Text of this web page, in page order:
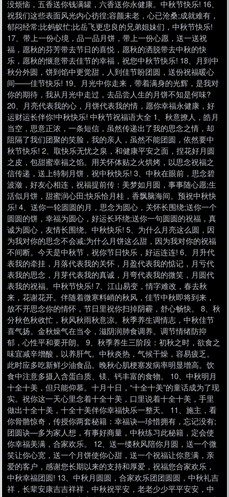
没烦恼，五香送你钱满罐，六香送你永健康。中秋节快乐! 16、
祝我们这些表面风光内心彷徨;容颜未老，心已沧桑;成就难有，
郁闷经常;比蚂蚁忙;比岳飞更忠良的兄弟姐妹们，中秋节快乐!
17、带上一份心境，品一品月饼，带上一份心愿，送一送祝
福，愿秋的芬芳带去节日的喜悦，愿秋的洒脱带去中秋的快
乐，愿秋的惬意带去佳节的幸福，祝您中秋节快乐! 18、月到中
秋分外圆，饼到馅中更觉甜，人到佳节盼团圆，送份祝福暖心
间——佳节快乐! 19、月光中你走来，带着满身的光辉，是我对
你的期待，我从月光中走过，去品尝人生的月饼不知是何味?
20、月亮代表我的心，月饼代表我的情，愿你幸福永健康，好
运财运长伴你!中秋快乐! 中秋节祝福语大全 1、秋意撩人，皓月
当空，思意正浓，一条短信，虽然传递出了我的思念之情，却
阻隔了我们团聚的笑脸，我的亲人，虽然不能团圆，依然要中
秋节快乐! 2、取快乐无忧之泉，和健康平安之面，捏花好月圆
之皮，包甜蜜幸福之馅。用关怀体贴之火烘烤，以思念祝福之
信传递，送上特制月饼，祝中秋快乐! 3、中秋在眼前，思念碧
波潋，好友心相连，祝福提前传：美梦如月圆，事事随心愿;生
活似月饼，甜蜜润心田;快乐恰月桂，香飘脑海间。预祝中秋快
乐! 4、送你一轮圆圆的月，思念为圆心，关怀长围绕;送你一个
圆圆的饼，幸福为圆心，好运长环绕;送你一句圆圆的祝福，真
诚为圆心，友情长围绕。中秋快乐! 5、为什么月亮这么圆，因
为我对你的思念不会减;为什么月饼这么甜，因为我对你的祝福
不间断。今天是中秋节，祝你节日快乐，好运连连! 6、月升代
表我的牵挂，月落代表我的关怀，月盈代表我的惦记，月亏代
表我的思念，月芽代表我的真诚，月弯代表我的微笑，月圆代
表我的祝福。中秋节快乐! 7、江山易变，情字难改，春去秋
来，花谢花开。伴随着微寒料峭的秋风，佳节中秋即将到来，
放不开思念你的情怀，节日里祝你扫掉阴霾，舒心畅快。 8、秋
分秋色秋收忙，秋风秋雨秋意凉。秋季养生调情志，中秋佳节
喜气扬。金秋燥气在当令，滋阴润肺食调养。调节情绪防抑
郁，心性平和要开朗。 9、秋季养生三阶段：初秋之时，欲食之
味宜减辛增酸，以养肝气。中秋炎热，气候干燥，容易疲乏。
此时应多吃新鲜少油食品。晚秋心肌梗塞发病率明显增高。饮
食中注意多摄入含蛋白质、镁、钙丰富的食物。 10、中秋明月
十全十美，但只能仰慕。十月十日，“十全十美”的童话成为了现
实。祝你这一天心里念着十全十美，口里说着十全十美，手里
做出十全十美，十全十美伴你幸福快乐一整天。 11、施主，看
你骨骼惊奇，传授你两套秘籍：幸福诀—珍惜拥有，忘记没有;
团圆诀—多为家人想，有事好商量，中秋练习此秘籍，定会使
你幸福美满，合家欢乐。 12、送一缕秋风陪你月圆，送一个微
笑让你心宽，送一个月饼使你心甜，送一个祝福让你意满，亲
爱的客户，感谢您长期以来的支持和厚爱，祝福您合家欢乐，
中秋幸福团圆! 13、中秋月圆圆，合家欢乐团团圆圆，中秋礼吉
祥，长辈安康吉吉祥祥，中秋祝平安，老老少少平平安安，中